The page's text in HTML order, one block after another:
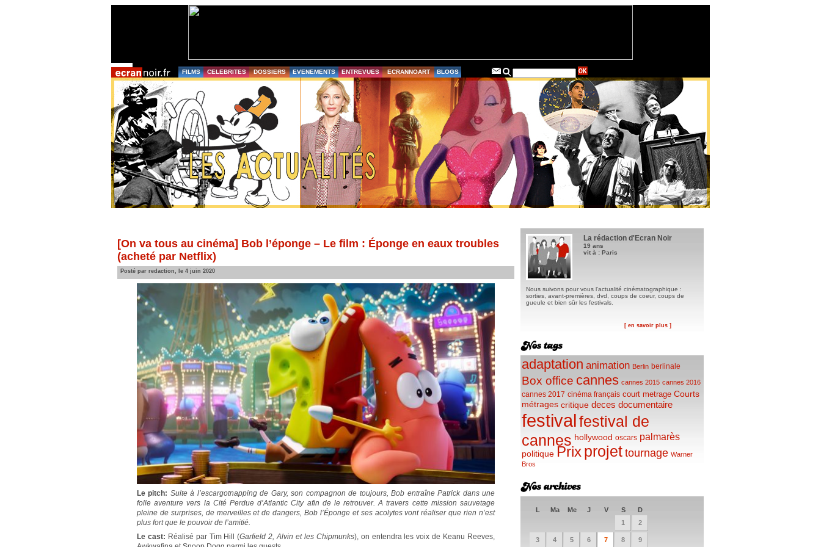
FILMS CELEBRITES DOSSIERS EVENEMENTS ENTREVUES ECRANNOART BLOGS
[On va tous au cinéma] Bob l’éponge – Le film : Éponge en eaux troubles
(acheté par Netflix)
Posté par redaction, le 4 juin 2020
Le pitch: Suite à l’escargotnapping de Gary, son compagnon de toujours, Bob entraîne Patrick dans une
folle aventure vers la Cité Perdue d’Atlantic City afin de le retrouver. A travers cette mission sauvetage
pleine de surprises, de merveilles et de dangers, Bob l’Éponge et ses acolytes vont réaliser que rien n’est
plus fort que le pouvoir de l’amitié.
Le cast: Réalisé par Tim Hill (Garfield 2, Alvin et les Chipmunks), on entendra les voix de Keanu Reeves,
La rédaction d'Ecran Noir
19 ans
vit à : Paris
Nous suivons pour vous l'actualité cinématographique :
sorties, avant-premières, dvd, coups de coeur, coups de
gueule et bien sûr les festivals.
[ en savoir plus ]
adaptation animation Berlin berlinale
Box office cannes cannes 2015 cannes 2016
cannes 2017 cinéma français court metrage Courts
métrages critique deces documentaire
festivalfestival de
cannes hollywood oscars palmarès
politique Prixprojet tournage Warner
Bros
L Ma Me J V S
D
1
2
3 4 5 6 7 8 9